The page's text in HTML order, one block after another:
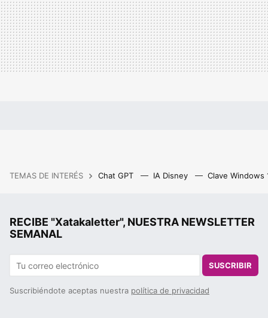
TEMAS DE INTERÉS Chat GPT IA Disney Clave Windows
RECIBE "Xatakaletter", NUESTRA NEWSLETTER
SEMANAL
SUSCRIBIR
Suscribiéndote aceptas nuestra política de privacidad